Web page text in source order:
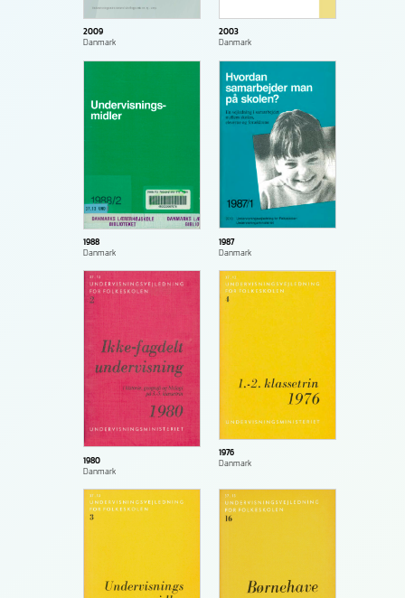
2009
Danmark
2003
Danmark
1988
Danmark
1987
Danmark
1980
Danmark
1976
Danmark